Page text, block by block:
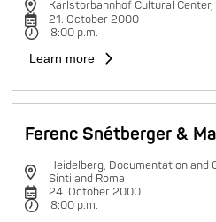
Karlstorbahnhof Cultural Center,
21. October 2000
8:00 p.m.
Learn more
Ferenc Snétberger &
Heidelberg, Documentation and
Sinti and Roma
24. October 2000
8:00 p.m.